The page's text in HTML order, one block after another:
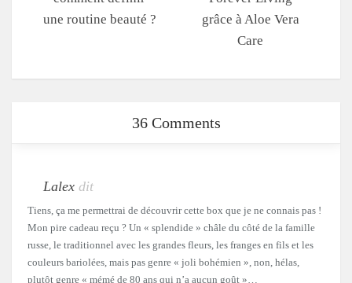
une routine beauté ?
grâce à Aloe Vera
Care
36 Comments
Lalex dit
Tiens, ça me permettrai de découvrir cette box que je ne connais pas !
Mon pire cadeau reçu ? Un « splendide » châle du côté de la famille
russe, le traditionnel avec les grandes fleurs, les franges en fils et les
couleurs bariolées, mais pas genre « joli bohémien », non, hélas,
plutôt genre « mémé de 80 ans qui n’a aucun goût »…